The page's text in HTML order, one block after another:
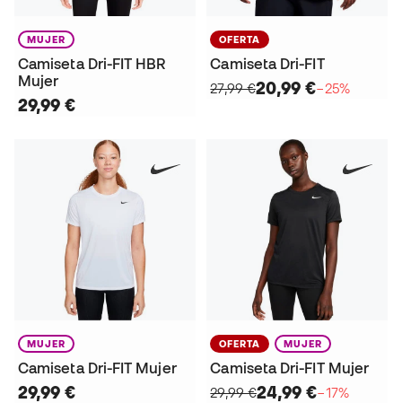
MUJER
Camiseta Dri-FIT HBR
Mujer
29,99 €
OFERTA
Camiseta Dri-FIT
27,99 €20,99 €−25%
MUJER
Camiseta Dri-FIT Mujer
29,99 €
OFERTA MUJER
Camiseta Dri-FIT Mujer
29,99 €24,99 €−17%